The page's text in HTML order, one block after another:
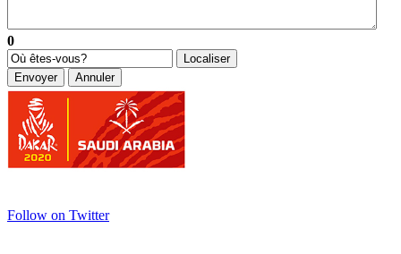
0
Localiser
Envoyer
Annuler
Follow on Twitter